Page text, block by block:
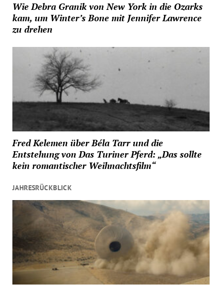
Wie Debra Granik von New York in die Ozarks
kam, um Winter’s Bone mit Jennifer Lawrence
zu drehen
Fred Kelemen über Béla Tarr und die
Entstehung von Das Turiner Pferd: „Das sollte
kein romantischer Weihnachtsfilm“
JAHRESRÜCKBLICK